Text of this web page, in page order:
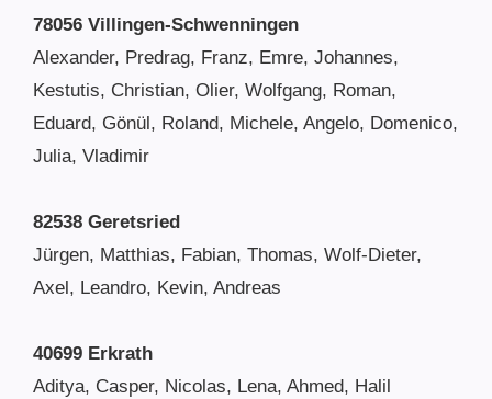
78056 Villingen-Schwenningen
Alexander, Predrag, Franz, Emre, Johannes,
Kestutis, Christian, Olier, Wolfgang, Roman,
Eduard, Gönül, Roland, Michele, Angelo, Domenico,
Julia, Vladimir
82538 Geretsried
Jürgen, Matthias, Fabian, Thomas, Wolf-Dieter,
Axel, Leandro, Kevin, Andreas
40699 Erkrath
Aditya, Casper, Nicolas, Lena, Ahmed, Halil